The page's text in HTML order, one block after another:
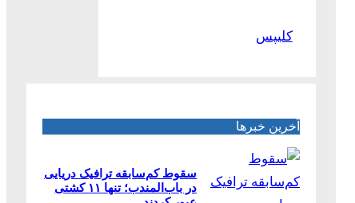
کلیپس
آخرین خبرها
سقوط کم‌سابقه ترافیک دریایی
در باب‌المندب؛ تنها ۱۱ کشتی